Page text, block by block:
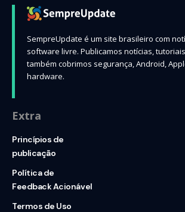
SempreUpdate é um site brasileiro com
software livre. Publicamos notícias,
também cobrimos segurança, Android,
hardware.
Extra
Princípios de
publicação
Política de
Feedback Acionável
Termos de Uso